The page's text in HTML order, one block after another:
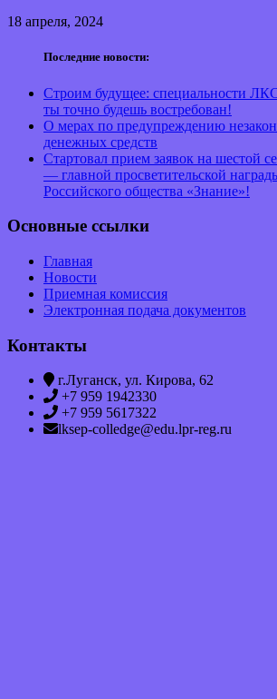
18 апреля, 2024
Последние новости:
Строим будущее: специальности
ты точно будешь востребован!
О мерах по предупреждению
денежных средств
Стартовал прием заявок на шестой
— главной просветительской
Российского общества «Знание»!
Основные ссылки
Главная
Новости
Приемная комиссия
Электронная подача документов
Контакты
г.Луганск, ул. Кирова, 62
+7 959 1942330
+7 959 5617322
lksep-colledge@edu.lpr-reg.ru